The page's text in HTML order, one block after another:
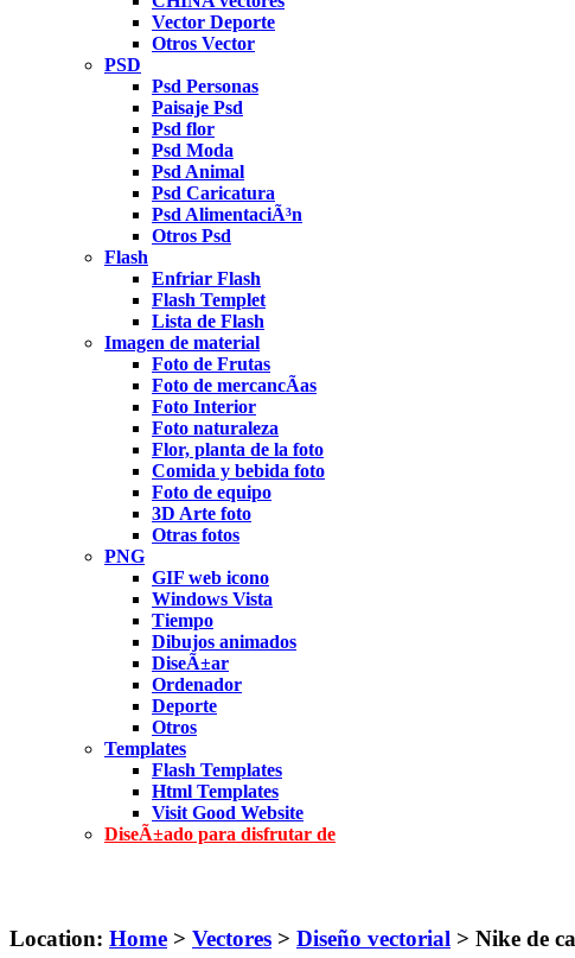
Vector Deporte
Otros Vector
PSD
Psd Personas
Paisaje Psd
Psd flor
Psd Moda
Psd Animal
Psd Caricatura
Psd AlimentaciÃ³n
Otros Psd
Flash
Enfriar Flash
Flash Templet
Lista de Flash
Imagen de material
Foto de Frutas
Foto de mercancÃ­as
Foto Interior
Foto naturaleza
Flor, planta de la foto
Comida y bebida foto
Foto de equipo
3D Arte foto
Otras fotos
PNG
GIF web icono
Windows Vista
Tiempo
Dibujos animados
DiseÃ±ar
Ordenador
Deporte
Otros
Templates
Flash Templates
Html Templates
Visit Good Website
DiseÃ±ado para disfrutar de
Location: Home > Vectores > Diseño vectorial > Nike de